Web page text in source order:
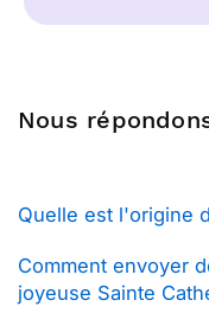
Nous
Quelle est l'origine
Comment envoyer
joyeuse Sainte